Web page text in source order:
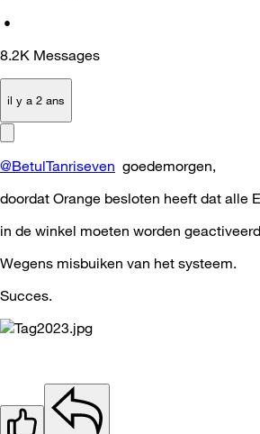
•
8.2K Messages
il y a 2 ans
@BetulTanriseven goedemorgen,
doordat Orange besloten heeft dat alle
in de winkel moeten worden
Wegens misbuiken van het systeem.
Succes.